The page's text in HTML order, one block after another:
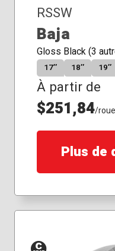
RSSW
Baja
Gloss Black (3
17″ 18″ 19″
À partir de
$251,84/roue
Plus de